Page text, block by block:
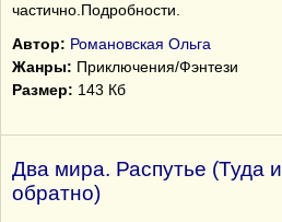
частично.Подробности.
Автор: Романовская Ольга
Жанры: Приключения/Фэнтези
Размер: 143 Кб
Два мира. Распутье (Туда и
обратно)